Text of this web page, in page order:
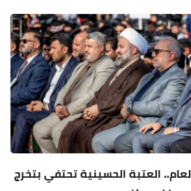
العتبة الحسينية تحتفي بتخرج